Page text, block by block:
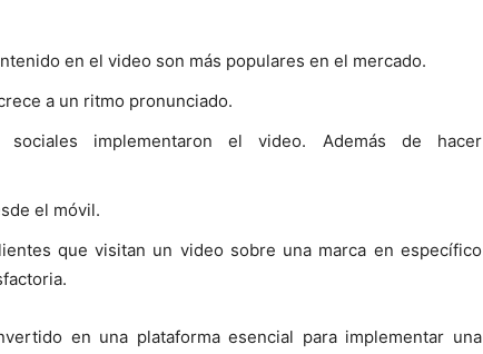
en el video son más populares en el mercado.
a un ritmo pronunciado.
sociales implementaron el video. Además de hacer
el móvil.
que visitan un video sobre una marca en específico
en una plataforma esencial para implementar una